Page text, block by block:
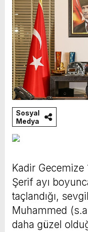
Sosyal
Medya
Kadir Gecemize
Şerif ayı
taçlandığı,
Muhammed
daha güzel